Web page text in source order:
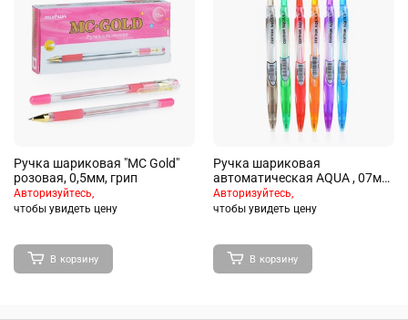
Ручка шариковая "MC Gold"
розовая, 0,5мм, грип
Авторизуйтесь,
чтобы увидеть цену
В корзину
Ручка шариковая
автоматическая AQUA , 07мм,
цвет чернил синяя
Авторизуйтесь,
чтобы увидеть цену
В корзину